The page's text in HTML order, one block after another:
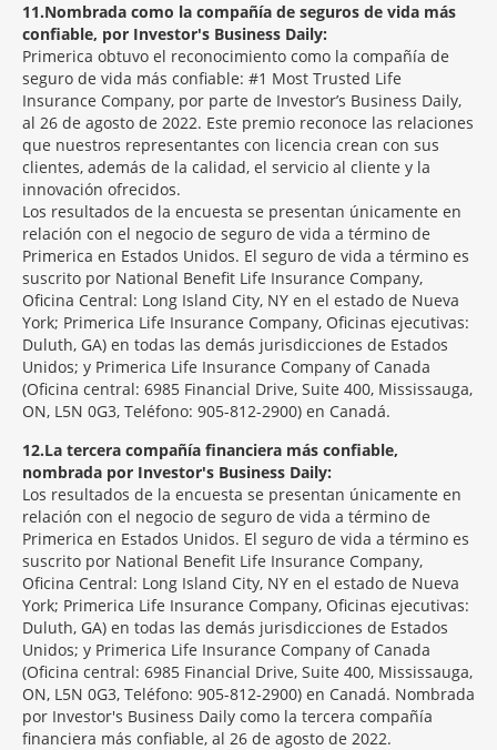
11 Nombrada como la compañía de seguros de vida más
confiable, por Investor's Business Daily:
Primerica obtuvo el reconocimiento como la compañía de
seguro de vida más confiable: #1 Most Trusted Life
Insurance Company, por parte de Investor’s Business Daily,
al 26 de agosto de 2022. Este premio reconoce las relaciones
que nuestros representantes con licencia crean con sus
clientes, además de la calidad, el servicio al cliente y la
innovación ofrecidos.
Los resultados de la encuesta se presentan únicamente en
relación con el negocio de seguro de vida a término de
Primerica en Estados Unidos. El seguro de vida a término es
suscrito por National Benefit Life Insurance Company,
Oficina Central: Long Island City, NY en el estado de Nueva
York; Primerica Life Insurance Company, Oficinas ejecutivas:
Duluth, GA) en todas las demás jurisdicciones de Estados
Unidos; y Primerica Life Insurance Company of Canada
(Oficina central: 6985 Financial Drive, Suite 400, Mississauga,
ON, L5N 0G3, Teléfono: 905-812-2900) en Canadá.
12 La tercera compañía financiera más confiable,
nombrada por Investor's Business Daily:
Los resultados de la encuesta se presentan únicamente en
relación con el negocio de seguro de vida a término de
Primerica en Estados Unidos. El seguro de vida a término es
suscrito por National Benefit Life Insurance Company,
Oficina Central: Long Island City, NY en el estado de Nueva
York; Primerica Life Insurance Company, Oficinas ejecutivas:
Duluth, GA) en todas las demás jurisdicciones de Estados
Unidos; y Primerica Life Insurance Company of Canada
(Oficina central: 6985 Financial Drive, Suite 400, Mississauga,
ON, L5N 0G3, Teléfono: 905-812-2900) en Canadá. Nombrada
por Investor's Business Daily como la tercera compañía
financiera más confiable, al 26 de agosto de 2022.